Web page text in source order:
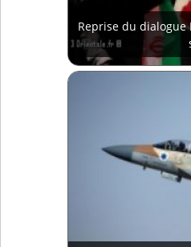
Reprise du dialogue